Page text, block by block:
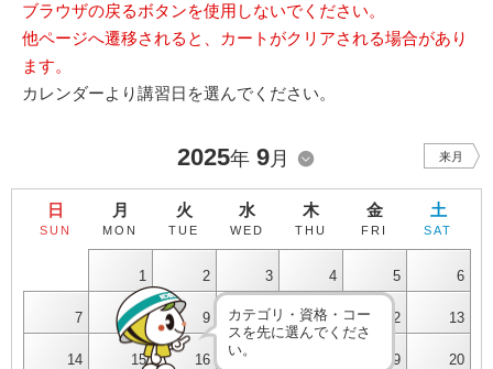
ブラウザの戻るボタンを使用しないでください。
他ページへ遷移されると、カートがクリアされる場合があり
ます。
カレンダーより講習日を選んでください。
2025年 9月 来月
日
SUN
月
MON
火
TUE
水
WED
木
THU
金
FRI
土
SAT
1 2 3 4 5 6
7 8 9 10 11 12 13
14 15 16 19 20
カテゴリ・資格・コー
スを先に選んでくださ
い。